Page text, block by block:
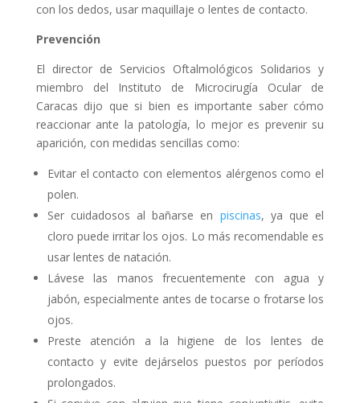
con los dedos, usar maquillaje o lentes de contacto.
Prevención
El director de Servicios Oftalmológicos Solidarios y
miembro del Instituto de Microcirugía Ocular de
Caracas dijo que si bien es importante saber cómo
reaccionar ante la patología, lo mejor es prevenir su
aparición, con medidas sencillas como:
Evitar el contacto con elementos alérgenos como el
polen.
Ser cuidadosos al bañarse en piscinas, ya que el
cloro puede irritar los ojos. Lo más recomendable es
usar lentes de natación.
Lávese las manos frecuentemente con agua y
jabón, especialmente antes de tocarse o frotarse los
ojos.
Preste atención a la higiene de los lentes de
contacto y evite dejárselos puestos por períodos
prolongados.